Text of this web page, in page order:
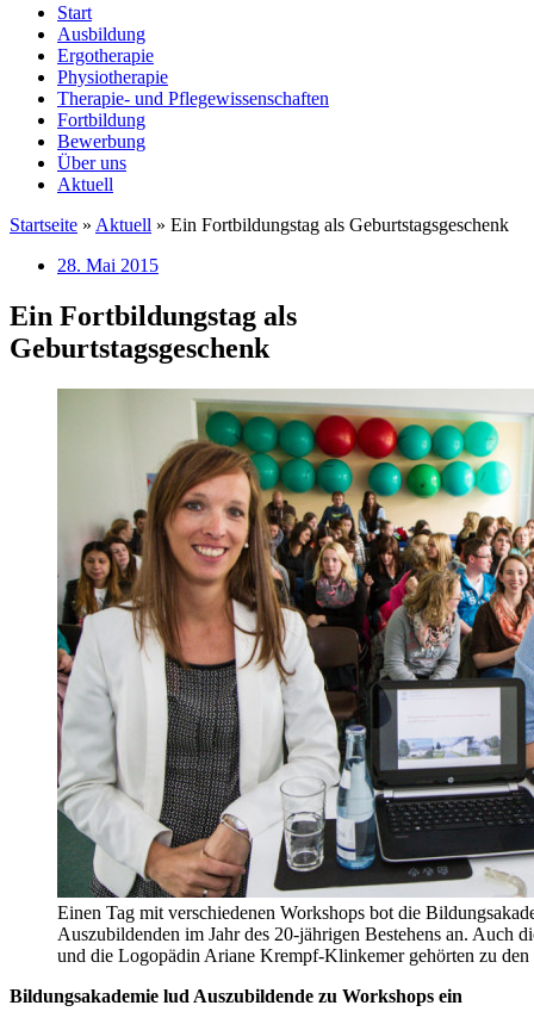
Start
Ausbildung
Ergotherapie
Physiotherapie
Therapie- und Pflegewissenschaften
Fortbildung
Bewerbung
Über uns
Aktuell
Startseite » Aktuell » Ein Fortbildungstag als Geburtstagsgeschenk
28. Mai 2015
Ein Fortbildungstag als
Geburtstagsgeschenk
Einen Tag mit verschiedenen Workshops bot die
Auszubildenden im Jahr des 20-jährigen Bestehens an. Auch
und die Logopädin Ariane Krempf-Klinkemer gehörten zu den
Bildungsakademie lud Auszubildende zu Workshops ein